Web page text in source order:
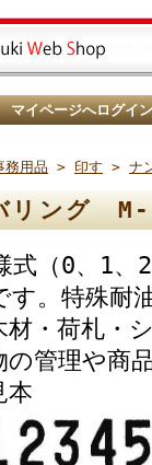
マイページへログイン
務用品 > 印す > ナ
リング
式（0、1、
す。特殊耐
材・荷札・
の管理や商
本